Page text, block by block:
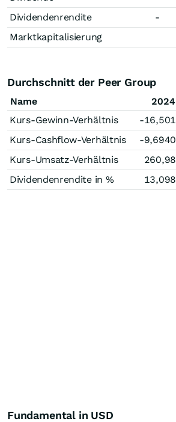
Dividendenrendite
-
Marktkapitalisierung
Durchschnitt der Peer Group
Name 2024
Kurs-Gewinn-Verhältnis
-16,501
Kurs-Cashflow-Verhältnis
-9,6940
Kurs-Umsatz-Verhältnis
260,98
Dividendenrendite in %
13,098
Fundamental in USD